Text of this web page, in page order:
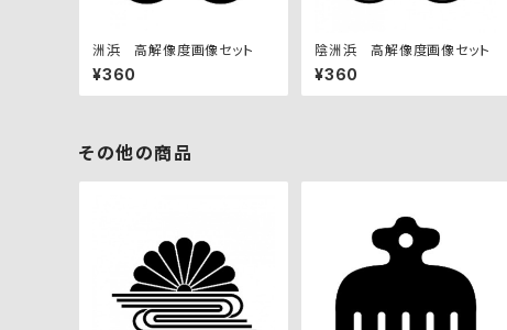
洲浜 高解像度画像セット
¥360
陰洲浜 高解像度画像セット
¥360
その他の商品